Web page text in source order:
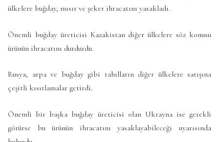
ülkelere buğday, mısır ve şeker ihracatını yasakladı.
Önemli buğday üreticisi Kazakistan diğer ülkelere söz konusu
ürünün ihracatını durdurdu.
Rusya, arpa ve buğday gibi tahılların diğer ülkelere satışına
çeşitli kısıtlamalar getirdi.
Önemli bir başka buğday üreticisi olan Ukrayna ise gerekli
görürse bu ürünün ihracatını yasaklayabileceği uyarısında